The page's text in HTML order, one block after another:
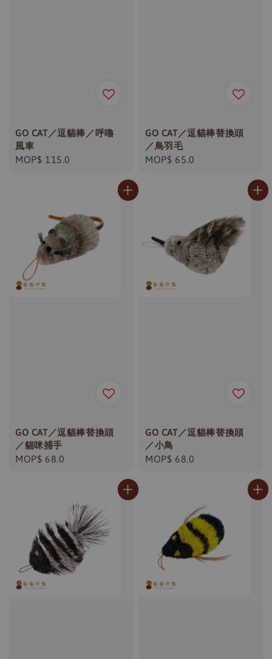
GO CAT／逗貓棒／呼嚕
風車
Regular
MOP$ 115.0
GO CAT／逗貓棒替換頭
／鳥羽毛
Regular
MOP$ 65.0
GO CAT／逗貓棒替換頭
／貓咪捕手
Regular
MOP$ 68.0
GO CAT／逗貓棒替換頭
／小鳥
Regular
MOP$ 68.0